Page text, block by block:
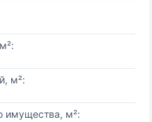
м²:
имущества, м²: